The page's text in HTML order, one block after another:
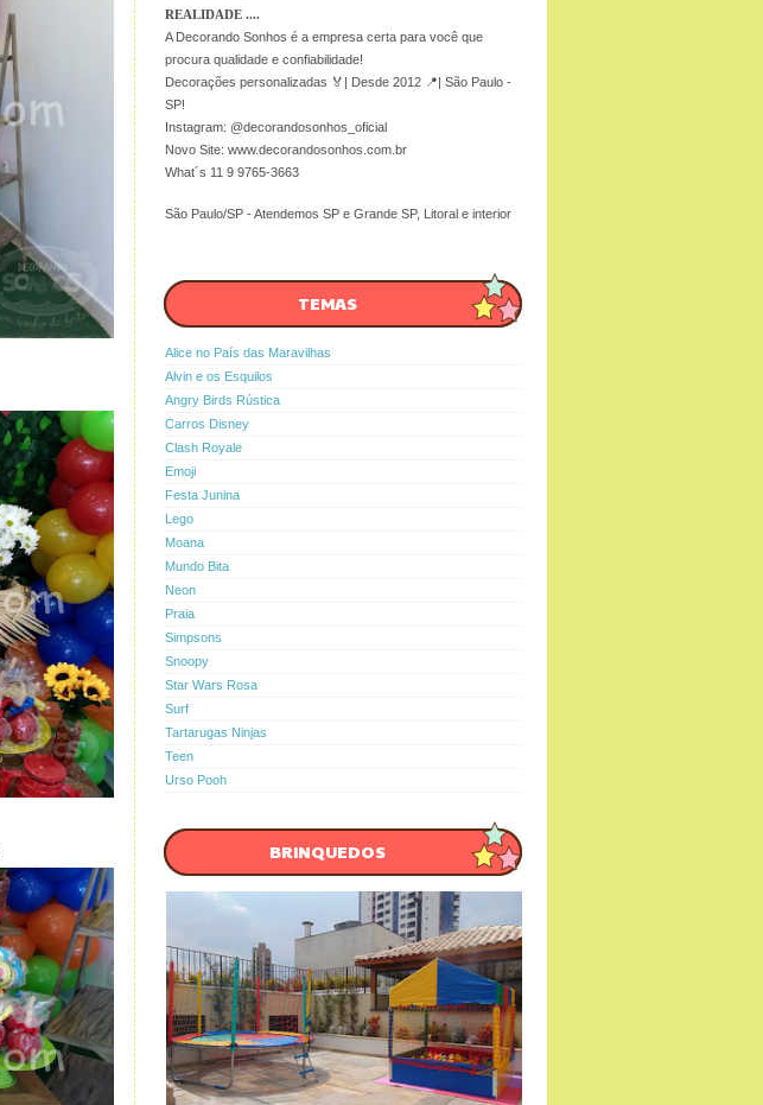
REALIDADE ....
A Decorando Sonhos é a empresa certa para você que
procura qualidade e confiabilidade!
Decorações personalizadas 🏅| Desde 2012 📍| São Paulo -
SP!
Instagram: @decorandosonhos_oficial
Novo Site: www.decorandosonhos.com.br
What´s 11 9 9765-3663
São Paulo/SP - Atendemos SP e Grande SP, Litoral e interior
TEMAS
Alice no País das Maravilhas
Alvin e os Esquilos
Angry Birds Rústica
Carros Disney
Clash Royale
Emoji
Festa Junina
Lego
Moana
Mundo Bita
Neon
Praia
Simpsons
Snoopy
Star Wars Rosa
Surf
Tartarugas Ninjas
Teen
Urso Pooh
BRINQUEDOS